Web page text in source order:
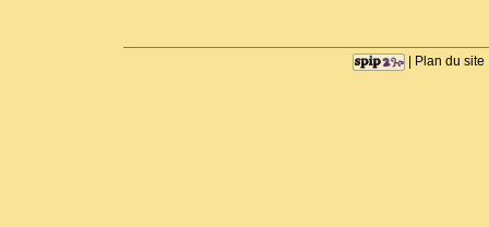
| Plan du site